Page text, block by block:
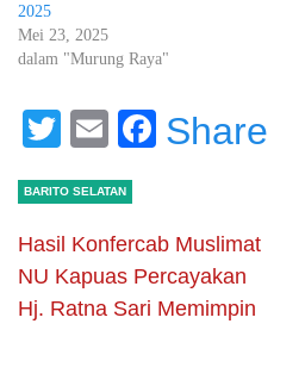
2025
Mei 23, 2025
dalam "Murung Raya"
Twitter
EmailFacebook
Share
BARITO SELATAN
Hasil Konfercab Muslimat
NU Kapuas Percayakan
Hj. Ratna Sari Memimpin